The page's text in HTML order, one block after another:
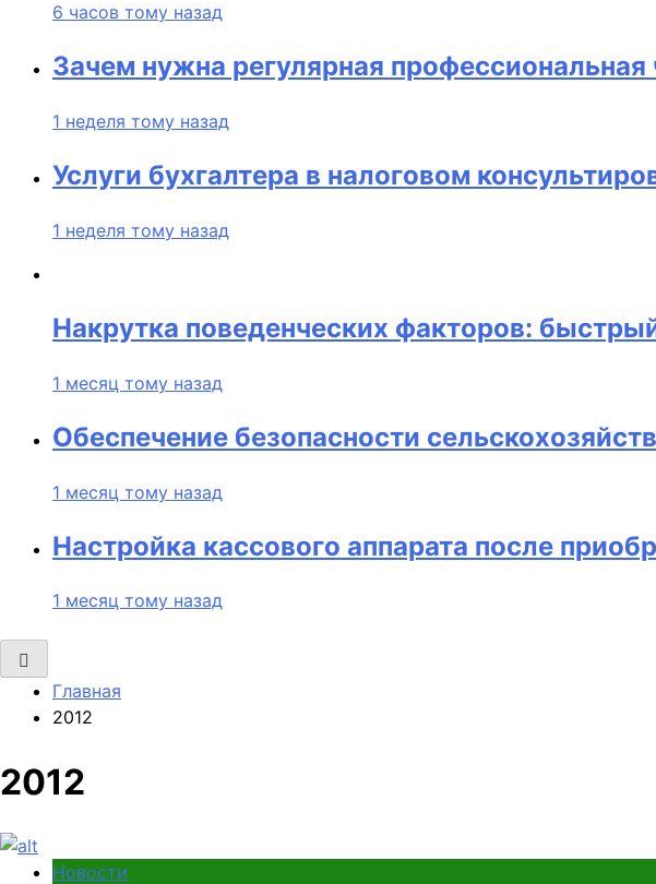
6 часов тому назад
Зачем нужна регулярная профессиональная
1 неделя тому назад
Услуги бухгалтера в налоговом
1 неделя тому назад
Накрутка поведенческих факторов:
1 месяц тому назад
Обеспечение безопасности
1 месяц тому назад
Настройка кассового аппарата после
1 месяц тому назад
Главная
2012
2012
Новости